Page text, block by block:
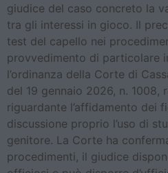
giudice del caso concreto la
tra gli interessi in gioco. Il
test del capello nei
provvedimento di particolare
l’ordinanza della Corte di
del 19 gennaio 2026, n. 1008,
riguardante l’affidamento dei
discussione proprio l’uso di
genitore. La Corte ha
procedimenti, il giudice